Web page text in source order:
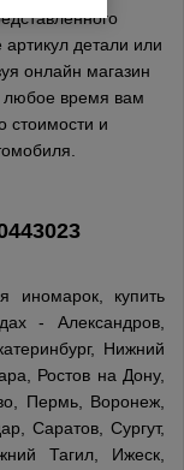
артикул детали или
онлайн магазин
любое время вам
стоимости и
иномарок, купить
- Александров,
Нижний
Ростов на Дону,
Пермь, Воронеж,
Саратов, Сургут,
Тагил, Ижеск,